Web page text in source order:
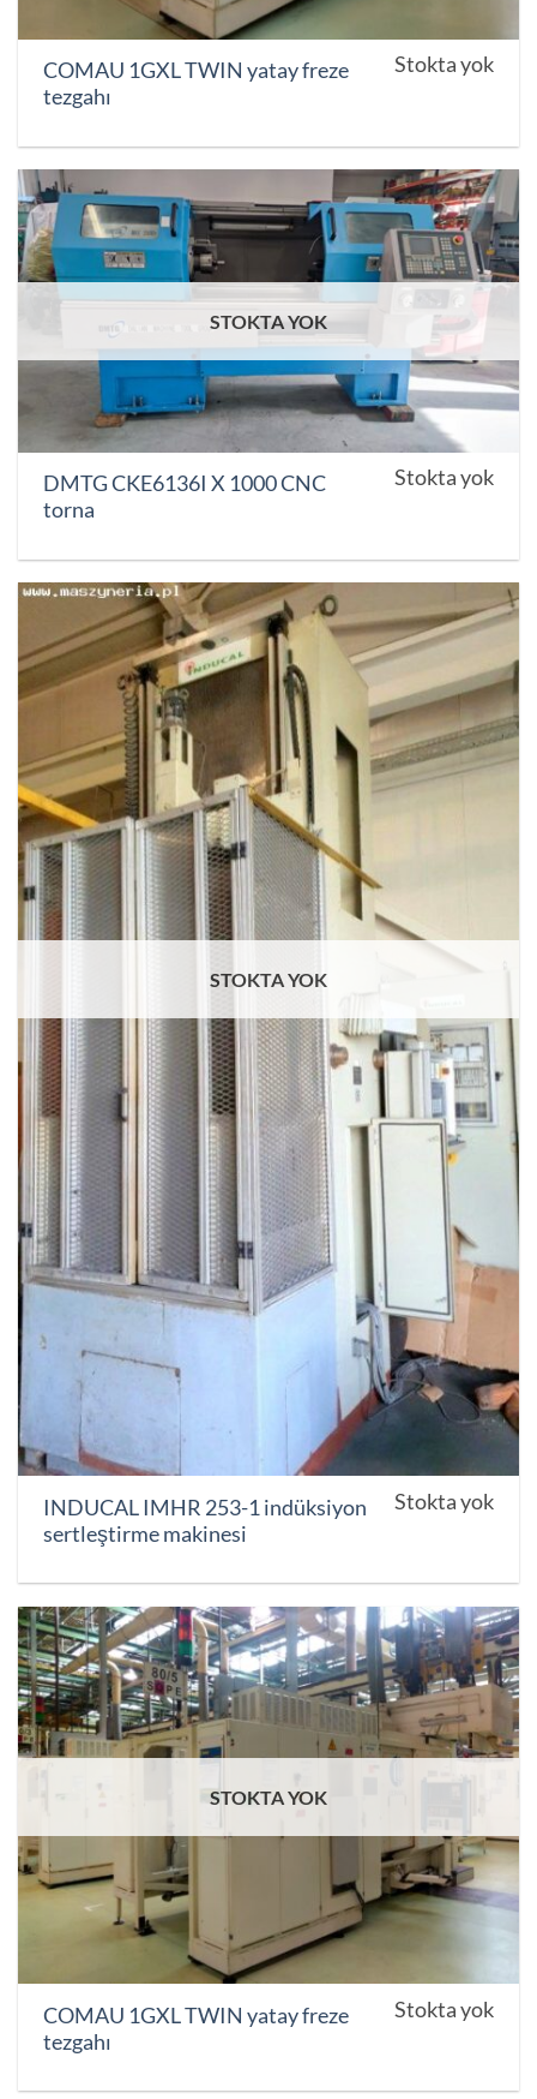
COMAU 1GXL TWIN yatay freze
tezgahı
Stokta yok
STOKTA YOK
DMTG CKE6136I X 1000 CNC
torna
Stokta yok
STOKTA YOK
INDUCAL IMHR 253-1 indüksiyon
sertleştirme makinesi
Stokta yok
STOKTA YOK
COMAU 1GXL TWIN yatay freze
tezgahı
Stokta yok